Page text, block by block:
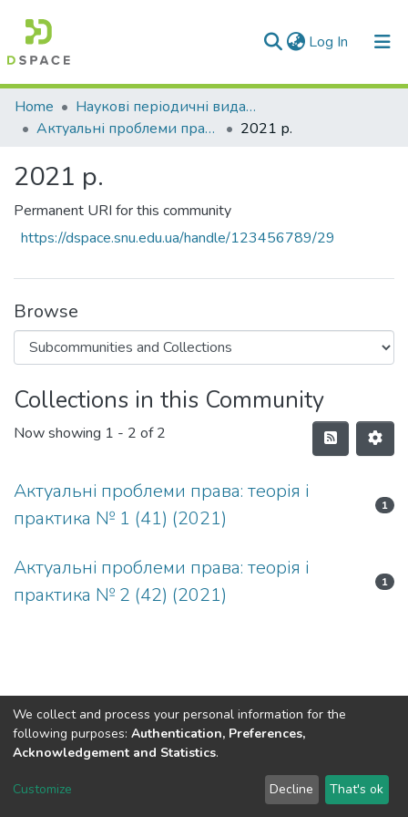
Log In (current)
Communities & Collections
All of DSpace
Statistics
Home
Наукові періодичні видання СНУ ім. В. Даля
Актуальні проблеми права: теорія і практика
2021 р.
2021 р.
Permanent URI for this community
https://dspace.snu.edu.ua/handle/123456789/29
Browse
Collections in this Community
Now showing 1 - 2 of 2
Актуальні проблеми права: теорія і
практика № 1 (41) (2021)
1
Актуальні проблеми права: теорія і
практика № 2 (42) (2021)
1
Dspace & Volodymyr Dahl East Ukrainian National University
LYRASIS
Send Feedback
We collect and process your personal information for the
following purposes: Authentication, Preferences,
Acknowledgement and Statistics.
Customize Decline That's ok